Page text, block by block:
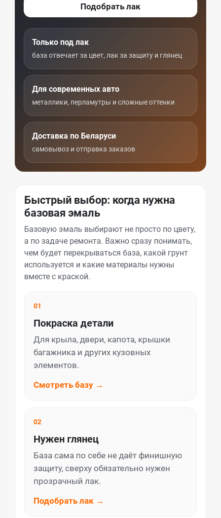
Подобрать лак
Только под лак
база отвечает за цвет, лак за защиту и глянец
Для современных авто
металлики, перламутры и сложные оттенки
Доставка по Беларуси
самовывоз и отправка заказов
Быстрый выбор: когда нужна
базовая эмаль
Базовую эмаль выбирают не просто по цвету,
а по задаче ремонта. Важно сразу понимать,
чем будет перекрываться база, какой грунт
используется и какие материалы нужны
вместе с краской.
01
Покраска детали
Для крыла, двери, капота, крышки
багажника и других кузовных
элементов.
Смотреть базу →
02
Нужен глянец
База сама по себе не даёт финишную
защиту, сверху обязательно нужен
прозрачный лак.
Подобрать лак →